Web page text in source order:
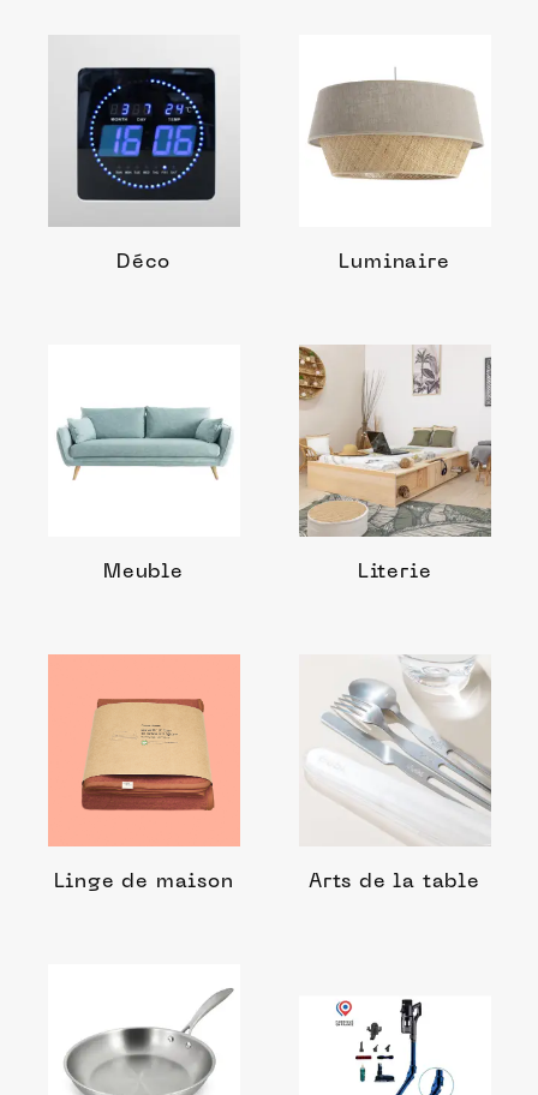
Déco Luminaire
Meuble Literie
Linge de maison Arts de la table